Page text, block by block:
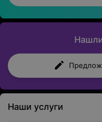
Наши услуги